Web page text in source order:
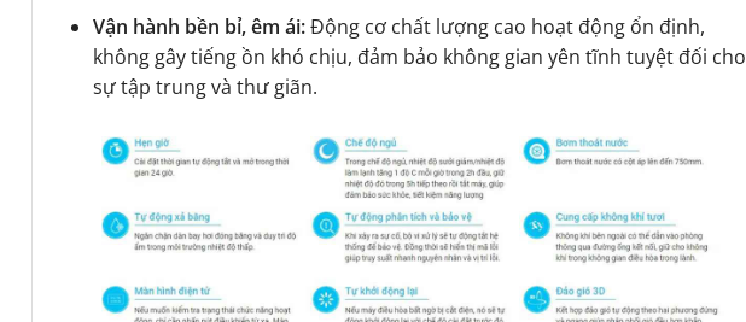
Vận hành bền bỉ, êm ái:Động cơ chất lượng cao hoạt động ổn định,
không gây tiếng ồn khó chịu, đảm bảo không gian yên tĩnh tuyệt đối cho
sự tập trung và thư giãn.